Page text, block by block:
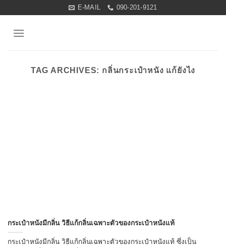
content
E-MAIL 090-201-9121
TAG ARCHIVES: กลิ่นกระเป๋าหนัง แก้ยังไง
กระเป๋าหนังมีกลิ่น วิธีแก้กลิ่นเฉพาะตัวของกระเป๋าหนังแท้
กระเป๋าหนังมีกลิ่น วิธีแก้กลิ่นเฉพาะตัวของกระเป๋าหนังแท้ ซึ่งเป็น